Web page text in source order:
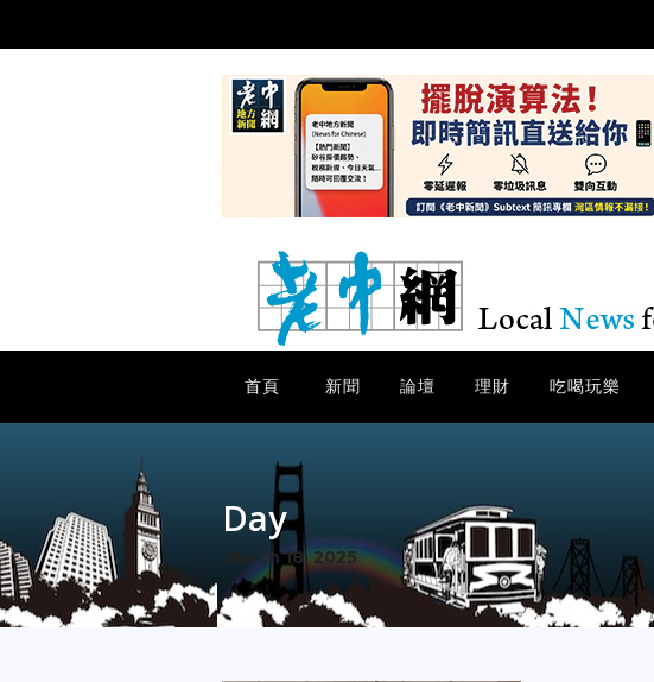
首頁 新聞 論壇 理財 吃喝玩樂
Day
March 18, 2025